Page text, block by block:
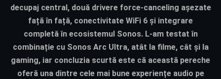
decupaj central, două drivere force-canceling așezate
față în față, conectivitate WiFi 6 și integrare
completă în ecosistemul Sonos. L-am testat în
combinație cu Sonos Arc Ultra, atât la filme, cât și la
gaming, iar concluzia scurtă este că această pereche
oferă una dintre cele mai bune experiențe audio pe